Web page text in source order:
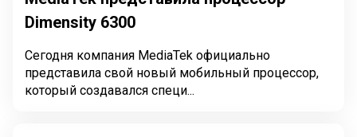
Dimensity 6300
Сегодня компания MediaTek официально
представила свой новый мобильный процессор,
который создавался специ...